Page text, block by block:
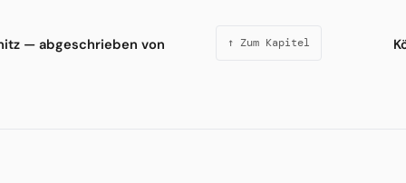
— abgeschrieben von ↑ Zum Kapitel